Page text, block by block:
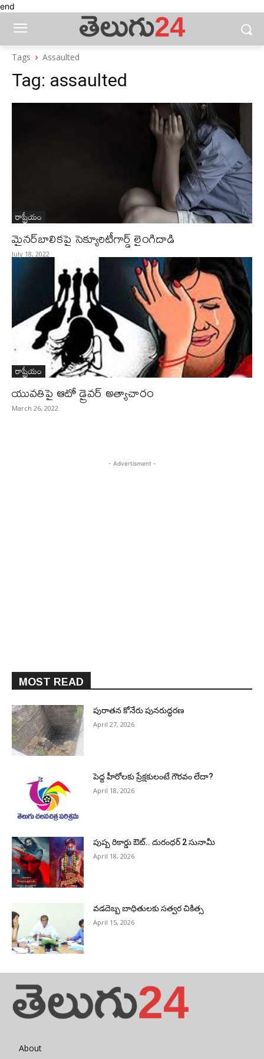
end
Tags Assaulted
Tag: assaulted
రాష్ట్రీయం
మైనర్‌బాలికపై సెక్యూరిటీగార్డ్‌ లైంగిదాడి
July 18, 2022
రాష్ట్రీయం
యువతిపై ఆటో డ్రైవర్‌ అత్యాచారం
March 26, 2022
- Advertisment -
MOST READ
పురాత‌న కోనేరు పున‌రుద్ధ‌ర‌ణ
April 27, 2026
పెద్ద హీరోల‌కు ప్రేక్ష‌కులంటే గౌర‌వం లేదా?
April 18, 2026
పుష్ప రికార్డు ఔట్‌.. దురంధ‌ర్ 2 సునామీ
April 18, 2026
వడదెబ్బ బాధితులకు సత్వర చికిత్స
April 15, 2026
About